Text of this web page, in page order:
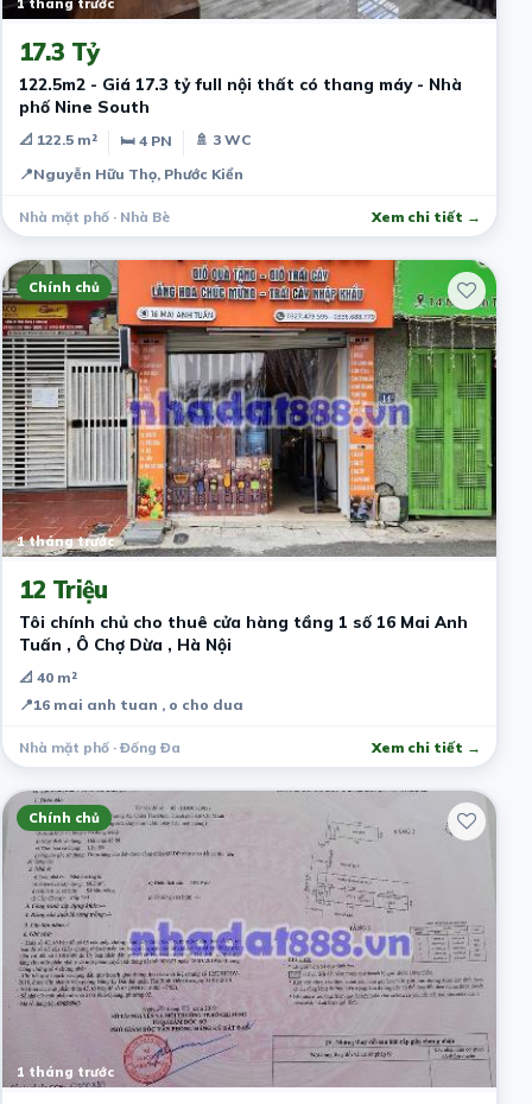
17.3 Tỷ
122.5m2 - Giá 17.3 tỷ full nội thất có thang máy - Nhà
phố Nine South
📐 122.5 m² 🛏 4 PN
🚿 3 WC
📍Nguyễn Hữu Thọ, Phước Kiển
Nhà mặt phố · Nhà Bè Xem chi tiết →
Chính chủ
1 tháng trước
12 Triệu
Tôi chính chủ cho thuê cửa hàng tầng 1 số 16 Mai Anh
Tuấn , Ô Chợ Dừa , Hà Nội
📐 40 m²
📍16 mai anh tuan , o cho dua
Nhà mặt phố · Đống Đa Xem chi tiết →
Chính chủ
1 tháng trước